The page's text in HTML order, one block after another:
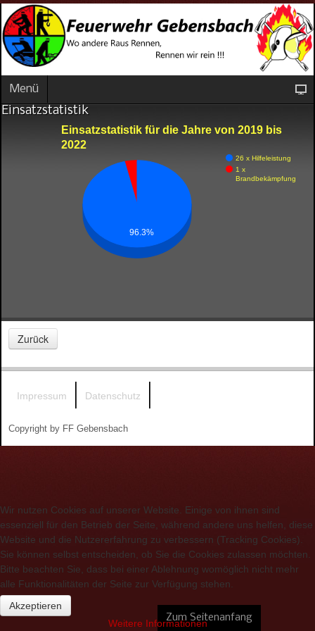
Menü
Einsatzstatistik
Einsatzstatistik für die Jahre von 2019 bis
2022
26 x Hilfeleistung
1 x
Brandbekämpfung
96.3%
Impressum Datenschutz
Copyright by FF Gebensbach
Zum Seitenanfang
Wir nutzen Cookies auf unserer Website. Einige von ihnen sind
essenziell für den Betrieb der Seite, während andere uns helfen, diese
Website und die Nutzererfahrung zu verbessern (Tracking Cookies).
Sie können selbst entscheiden, ob Sie die Cookies zulassen möchten.
Bitte beachten Sie, dass bei einer Ablehnung womöglich nicht mehr
alle Funktionalitäten der Seite zur Verfügung stehen.
Akzeptieren
Weitere Informationen